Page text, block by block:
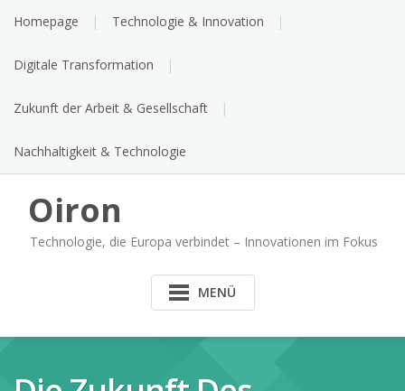
Homepage Technologie & Innovation
Digitale Transformation
Zukunft der Arbeit & Gesellschaft
Nachhaltigkeit & Technologie
Oiron
Technologie, die Europa verbindet – Innovationen im Fokus
MENÜ